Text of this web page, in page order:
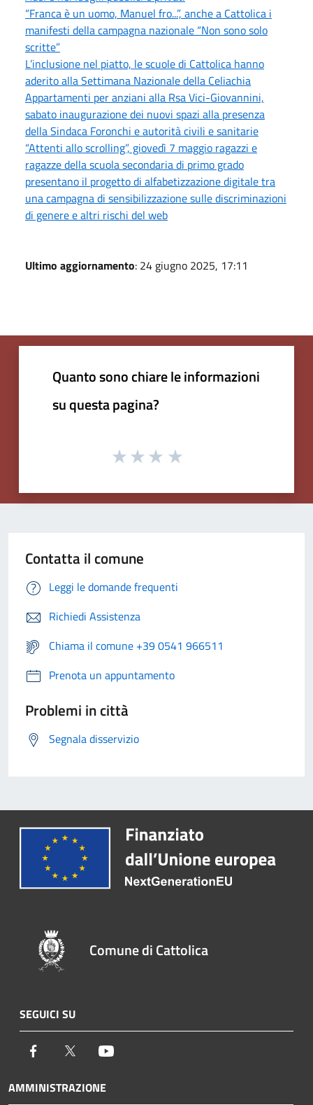
“Franca è un uomo, Manuel fro...”, anche a Cattolica i
manifesti della campagna nazionale “Non sono solo
scritte”
L’inclusione nel piatto, le scuole di Cattolica hanno
aderito alla Settimana Nazionale della Celiachia
Appartamenti per anziani alla Rsa Vici-Giovannini,
sabato inaugurazione dei nuovi spazi alla presenza
della Sindaca Foronchi e autorità civili e sanitarie
“Attenti allo scrolling”, giovedì 7 maggio ragazzi e
ragazze della scuola secondaria di primo grado
presentano il progetto di alfabetizzazione digitale tra
una campagna di sensibilizzazione sulle discriminazioni
di genere e altri rischi del web
Ultimo aggiornamento: 24 giugno 2025, 17:11
Quanto sono chiare le informazioni
su questa pagina?
Contatta il comune
Leggi le domande frequenti
Richiedi Assistenza
Chiama il comune +39 0541 966511
Prenota un appuntamento
Problemi in città
Segnala disservizio
Comune di Cattolica
SEGUICI SU
Facebook Twitter
AMMINISTRAZIONE